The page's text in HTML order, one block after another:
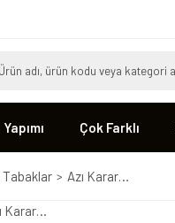
Yapımı Çok Farklı
Tabaklar Azı Karar…